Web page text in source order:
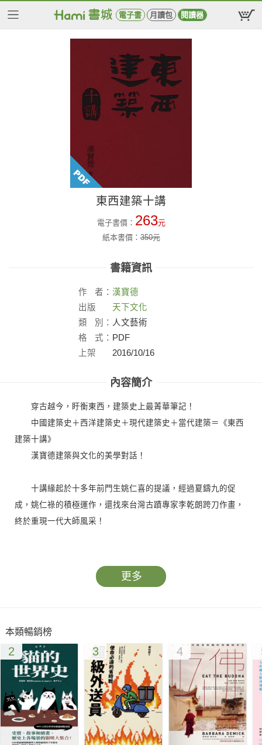
電子書 月讀包 閱讀器
東西建築十講
電子書價： 263元
紙本書價：350元
書籍資訊
作 者： 漢寶德
出版
社：
天下文化
類
別： 人文藝術
格
式： PDF
上架
2016/10/16
內容簡介
穿古越今，盱衡東西，建築史上最菁華筆記！
中國建築史＋西洋建築史＋現代建築史＋當代建築＝《東西
建築十講》
漢寶德建築與文化的美學對話！
十講緣起於十多年前門生姚仁喜的提議，經過夏鑄九的促
成，姚仁祿的積極運作，還找來台灣古蹟專家李乾朗跨刀作畫，
終於重現一代大師風采！
二十世紀後半，引領台灣現代建築思潮的主要舵手，他更是台灣
極少數能學貫中西、論述建築史的一代大家。本書由漢寶德先生
作者簡介
漢寶德Pao Teh Han
1934年生，國立成功大學建築學士，美國哈佛大學建築碩士
及普林斯頓大學藝術碩士。曾任東海大學建築系系主任、中興大
更多
本類暢銷榜
2 3 4